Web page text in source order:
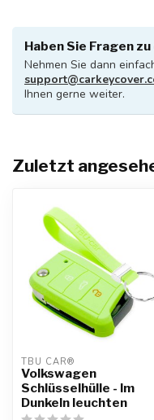
Haben Sie Fragen
Nehmen Sie dann
Ihnen gerne weiter.
Zuletzt
TBU CAR®
Volkswagen
Schlüsselhülle - Im
Dunkeln leuchten